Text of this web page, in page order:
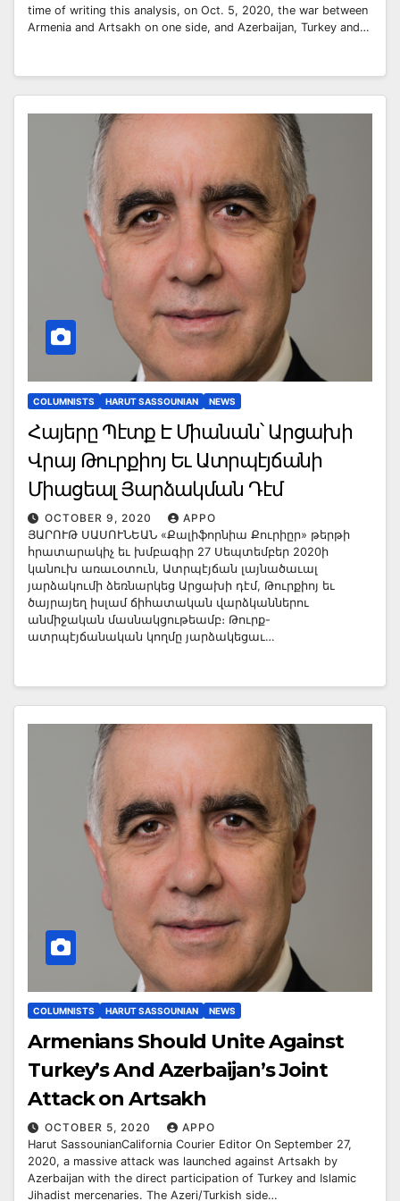
time of writing this analysis, on Oct. 5, 2020, the war between
Armenia and Artsakh on one side, and Azerbaijan, Turkey and…
COLUMNISTS HARUT SASSOUNIAN NEWS
Հայերը Պէտք Է Միանան՝ Արցախի
Վրայ Թուրքիոյ Եւ Ատրպէյճանի
Միացեալ Յարձակման Դէմ
OCTOBER 9, 2020
APPO
ՅԱՐՈՒԹ ՍԱՍՈՒՆԵԱՆ «Քալիֆորնիա Քուրիըր» թերթի
հրատարակիչ եւ խմբագիր 27 Սեպտեմբեր 2020ի
կանուխ առաւօտուն, Ատրպէյճան լայնածաւալ
յարձակումի ձեռնարկեց Արցախի դէմ, Թուրքիոյ եւ
ծայրայեղ իսլամ ճիհատական վարձկաններու
անմիջական մասնակցութեամբ։ Թուրք-
ատրպէյճանական կողմը յարձակեցաւ…
COLUMNISTS HARUT SASSOUNIAN NEWS
Armenians Should Unite Against
Turkey’s And Azerbaijan’s Joint
Attack on Artsakh
OCTOBER 5, 2020
APPO
Harut SassounianCalifornia Courier Editor On September 27,
2020, a massive attack was launched against Artsakh by
Azerbaijan with the direct participation of Turkey and Islamic
Jihadist mercenaries. The Azeri/Turkish side…